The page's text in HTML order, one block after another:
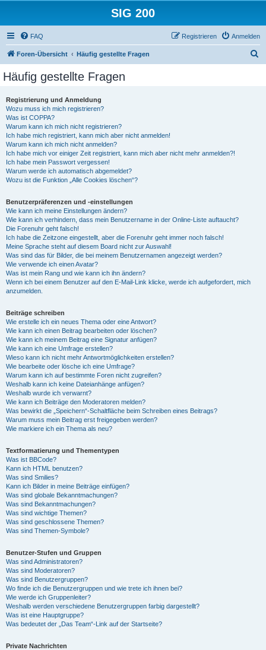
SIG 200
FAQ Anmelden
Registrieren
Foren-Übersicht Häufig gestellte Fragen
Häufig gestellte Fragen
Registrierung und Anmeldung
Wozu muss ich mich registrieren?
Was ist COPPA?
Warum kann ich mich nicht registrieren?
Ich habe mich registriert, kann mich aber nicht anmelden!
Warum kann ich mich nicht anmelden?
Ich habe mich vor einiger Zeit registriert, kann mich aber nicht mehr anmelden?!
Ich habe mein Passwort vergessen!
Warum werde ich automatisch abgemeldet?
Wozu ist die Funktion „Alle Cookies löschen“?
Benutzerpräferenzen und -einstellungen
Wie kann ich meine Einstellungen ändern?
Wie kann ich verhindern, dass mein Benutzername in der Online-Liste auftaucht?
Die Forenuhr geht falsch!
Ich habe die Zeitzone eingestellt, aber die Forenuhr geht immer noch falsch!
Meine Sprache steht auf diesem Board nicht zur Auswahl!
Was sind das für Bilder, die bei meinem Benutzernamen angezeigt werden?
Wie verwende ich einen Avatar?
Was ist mein Rang und wie kann ich ihn ändern?
Wenn ich bei einem Benutzer auf den E-Mail-Link klicke, werde ich aufgefordert, mich
anzumelden.
Beiträge schreiben
Wie erstelle ich ein neues Thema oder eine Antwort?
Wie kann ich einen Beitrag bearbeiten oder löschen?
Wie kann ich meinem Beitrag eine Signatur anfügen?
Wie kann ich eine Umfrage erstellen?
Wieso kann ich nicht mehr Antwortmöglichkeiten erstellen?
Wie bearbeite oder lösche ich eine Umfrage?
Warum kann ich auf bestimmte Foren nicht zugreifen?
Weshalb kann ich keine Dateianhänge anfügen?
Weshalb wurde ich verwarnt?
Wie kann ich Beiträge den Moderatoren melden?
Was bewirkt die „Speichern“-Schaltfläche beim Schreiben eines Beitrags?
Warum muss mein Beitrag erst freigegeben werden?
Wie markiere ich ein Thema als neu?
Textformatierung und Thementypen
Was ist BBCode?
Kann ich HTML benutzen?
Was sind Smilies?
Kann ich Bilder in meine Beiträge einfügen?
Was sind globale Bekanntmachungen?
Was sind Bekanntmachungen?
Was sind wichtige Themen?
Was sind geschlossene Themen?
Was sind Themen-Symbole?
Benutzer-Stufen und Gruppen
Was sind Administratoren?
Was sind Moderatoren?
Was sind Benutzergruppen?
Wo finde ich die Benutzergruppen und wie trete ich ihnen bei?
Wie werde ich Gruppenleiter?
Weshalb werden verschiedene Benutzergruppen farbig dargestellt?
Was ist eine Hauptgruppe?
Was bedeutet der „Das Team“-Link auf der Startseite?
Private Nachrichten